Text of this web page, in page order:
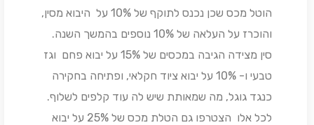
הוטל מכס שכן נכנס לתוקף של 10% על היבוא מסין,
והוכרז על העלאה של 10% נוספים בהמשך השנה.
סין מצידה הגיבה במכסים של 15% על יבוא פחם וגז
טבעי ו- 10% על יבוא ציוד חקלאי, ופתיחה בחקירה
כנגד גוגל, מה שמאותת שיש לה עוד קלפים לשלוף.
לכל אלו הצטרפו גם הטלת מכס של 25% על יבוא